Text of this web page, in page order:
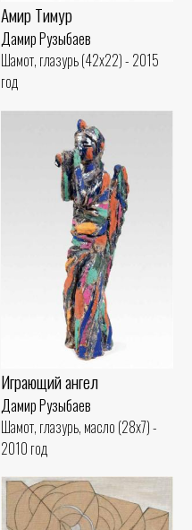
Амир Тимур
Дамир Рузыбаев
Шамот, глазурь (42x22) - 2015
год
Играющий ангел
Дамир Рузыбаев
Шамот, глазурь, масло (28x7) -
2010 год